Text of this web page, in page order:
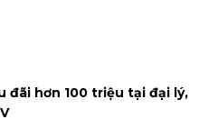
đãi hơn 100 triệu tại đại lý,